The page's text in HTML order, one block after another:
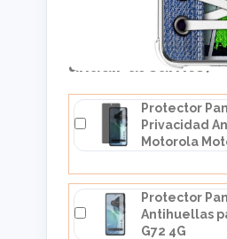
Cómpralo junto
producto que
añadir al carrito)
Protector
Privacidad
Motorola
Protector
Antihuellas
G72 4G